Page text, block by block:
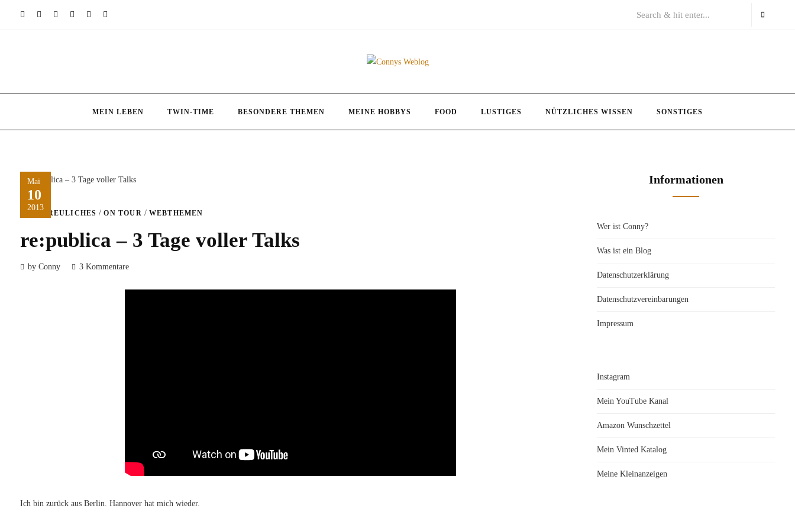
MEIN LEBEN TWIN-TIME BESONDERE THEMEN MEINE HOBBYS FOOD LUSTIGES NÜTZLICHES WISSEN SONSTIGES
Mai
10
2013
ERFREULICHES /ON TOUR / WEBTHEMEN
re:publica – 3 Tage voller Talks
by Conny 3 Kommentare
Ich bin zurück aus Berlin. Hannover hat mich wieder.
Informationen
Wer ist Conny?
Was ist ein Blog
Datenschutzerklärung
Datenschutzvereinbarungen
Impressum
Instagram
Mein YouTube Kanal
Amazon Wunschzettel
Mein Vinted Katalog
Meine Kleinanzeigen